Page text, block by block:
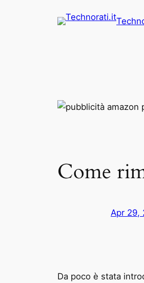
Come
Apr 29,
Da poco è stata